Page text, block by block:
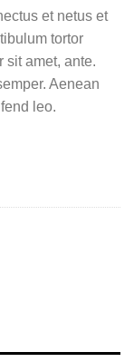
et netus et
tortor
sit amet, ante.
Aenean
leo.